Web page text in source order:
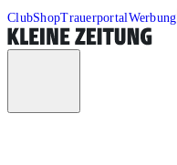
ClubShopTrauerportalWerbung